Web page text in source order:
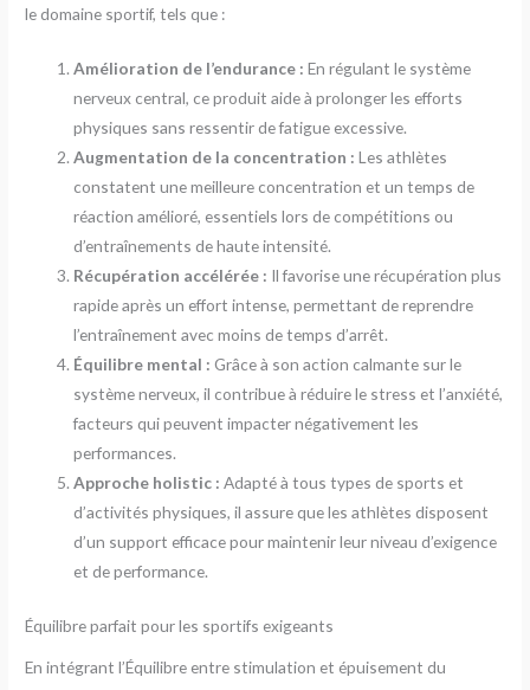
le domaine sportif, tels que :
Amélioration de l’endurance : En régulant le système
nerveux central, ce produit aide à prolonger les efforts
physiques sans ressentir de fatigue excessive.
Augmentation de la concentration : Les athlètes
constatent une meilleure concentration et un temps de
réaction amélioré, essentiels lors de compétitions ou
d’entraînements de haute intensité.
Récupération accélérée : Il favorise une récupération plus
rapide après un effort intense, permettant de reprendre
l’entraînement avec moins de temps d’arrêt.
Équilibre mental : Grâce à son action calmante sur le
système nerveux, il contribue à réduire le stress et l’anxiété,
facteurs qui peuvent impacter négativement les
performances.
Approche holistic : Adapté à tous types de sports et
d’activités physiques, il assure que les athlètes disposent
d’un support efficace pour maintenir leur niveau d’exigence
et de performance.
Équilibre parfait pour les sportifs exigeants
En intégrant l’Équilibre entre stimulation et épuisement du